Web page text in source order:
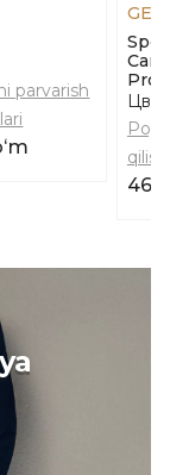
parvarish
464